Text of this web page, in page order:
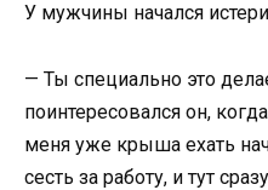
У мужчины начался
— Ты специально это
поинтересовался он,
меня уже крыша ехать
сесть за работу, и тут